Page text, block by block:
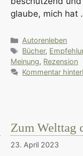
glaube, mich
Kategorien
Autorenleben
Schlagwörter
Bücher,
Meinung, Rezension
Kommentar
Zum Welttag
23. April 2023